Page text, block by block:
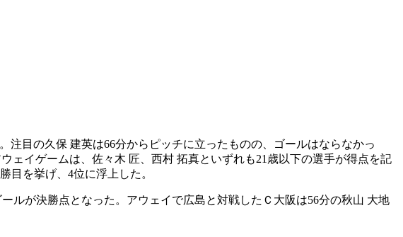
注目の久保 建英は66分からピッチに立ったものの、ゴールはならなかっ
ェイゲームは、佐々木 匠、西村 拓真といずれも21歳以下の選手が得点を記
目を挙げ、4位に浮上した。
ルが決勝点となった。アウェイで広島と対戦したＣ大阪は56分の秋山 大地